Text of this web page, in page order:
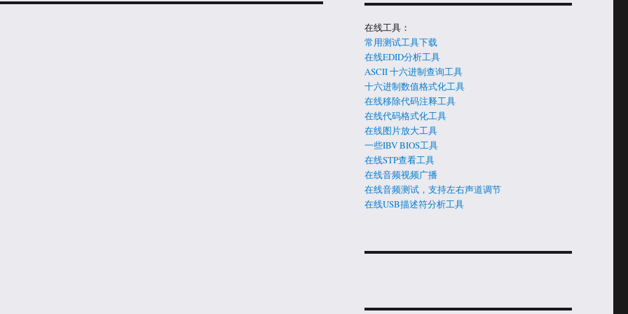
在线工具：
常用测试工具下载
在线EDID分析工具
ASCII 十六进制查询工具
十六进制数值格式化工具
在线移除代码注释工具
在线代码格式化工具
在线图片放大工具
一些IBV BIOS工具
在线STP查看工具
在线音频视频广播
在线音频测试，支持左右声道调节
在线USB描述符分析工具